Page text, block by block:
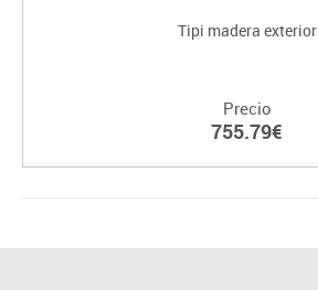
Tipi madera exterior
Precio
755.79€